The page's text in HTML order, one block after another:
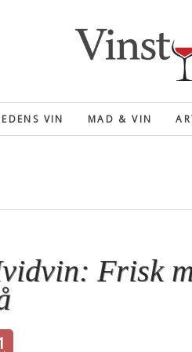
VIN MAD & VIN
Frisk